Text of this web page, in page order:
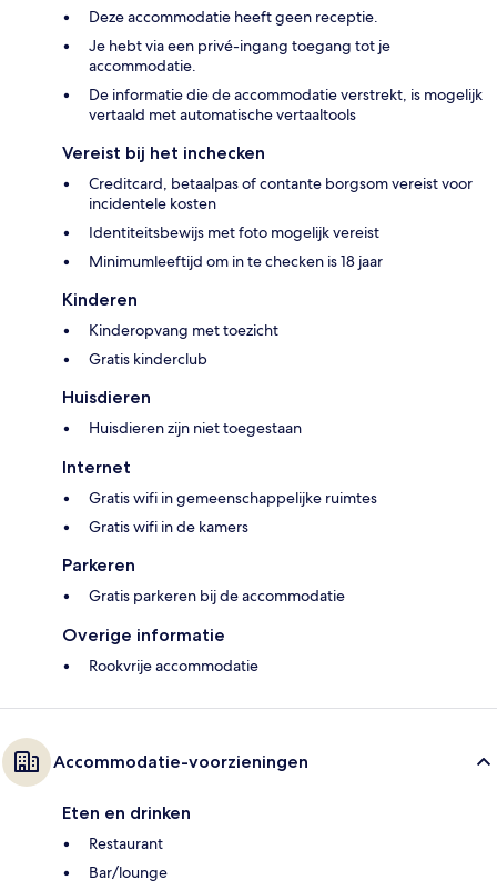
Deze accommodatie heeft geen receptie.
Je hebt via een privé-ingang toegang tot je
accommodatie.
De informatie die de accommodatie verstrekt, is mogelijk
vertaald met automatische vertaaltools
Vereist bij het inchecken
Creditcard, betaalpas of contante borgsom vereist voor
incidentele kosten
Identiteitsbewijs met foto mogelijk vereist
Minimumleeftijd om in te checken is 18 jaar
Kinderen
Kinderopvang met toezicht
Gratis kinderclub
Huisdieren
Huisdieren zijn niet toegestaan
Internet
Gratis wifi in gemeenschappelijke ruimtes
Gratis wifi in de kamers
Parkeren
Gratis parkeren bij de accommodatie
Overige informatie
Rookvrije accommodatie
Accommodatie-voorzieningen
Eten en drinken
Restaurant
Bar/lounge